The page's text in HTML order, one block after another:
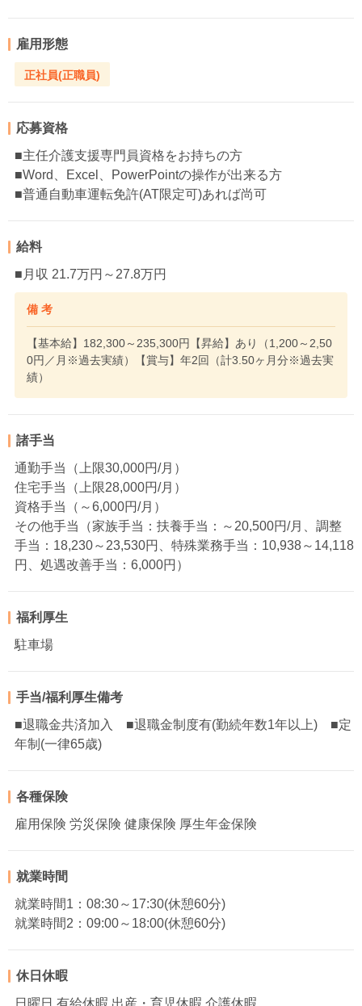
雇用形態
正社員(正職員)
応募資格
■主任介護支援専門員資格をお持ちの方
■Word、Excel、PowerPointの操作が出来る方
■普通自動車運転免許(AT限定可)あれば尚可
給料
■月収 21.7万円～27.8万円
備 考
【基本給】182,300～235,300円【昇給】あり（1,200～2,50
0円／月※過去実績）【賞与】年2回（計3.50ヶ月分※過去実
績）
諸手当
通勤手当（上限30,000円/月）
住宅手当（上限28,000円/月）
資格手当（～6,000円/月）
その他手当（家族手当：扶養手当：～20,500円/月、調整
手当：18,230～23,530円、特殊業務手当：10,938～14,118
円、処遇改善手当：6,000円）
福利厚生
駐車場
手当/福利厚生備考
■退職金共済加入 ■退職金制度有(勤続年数1年以上) ■定
年制(一律65歳)
各種保険
雇用保険 労災保険 健康保険 厚生年金保険
就業時間
就業時間1：08:30～17:30(休憩60分)
就業時間2：09:00～18:00(休憩60分)
休日休暇
日曜日 有給休暇 出産・育児休暇 介護休暇